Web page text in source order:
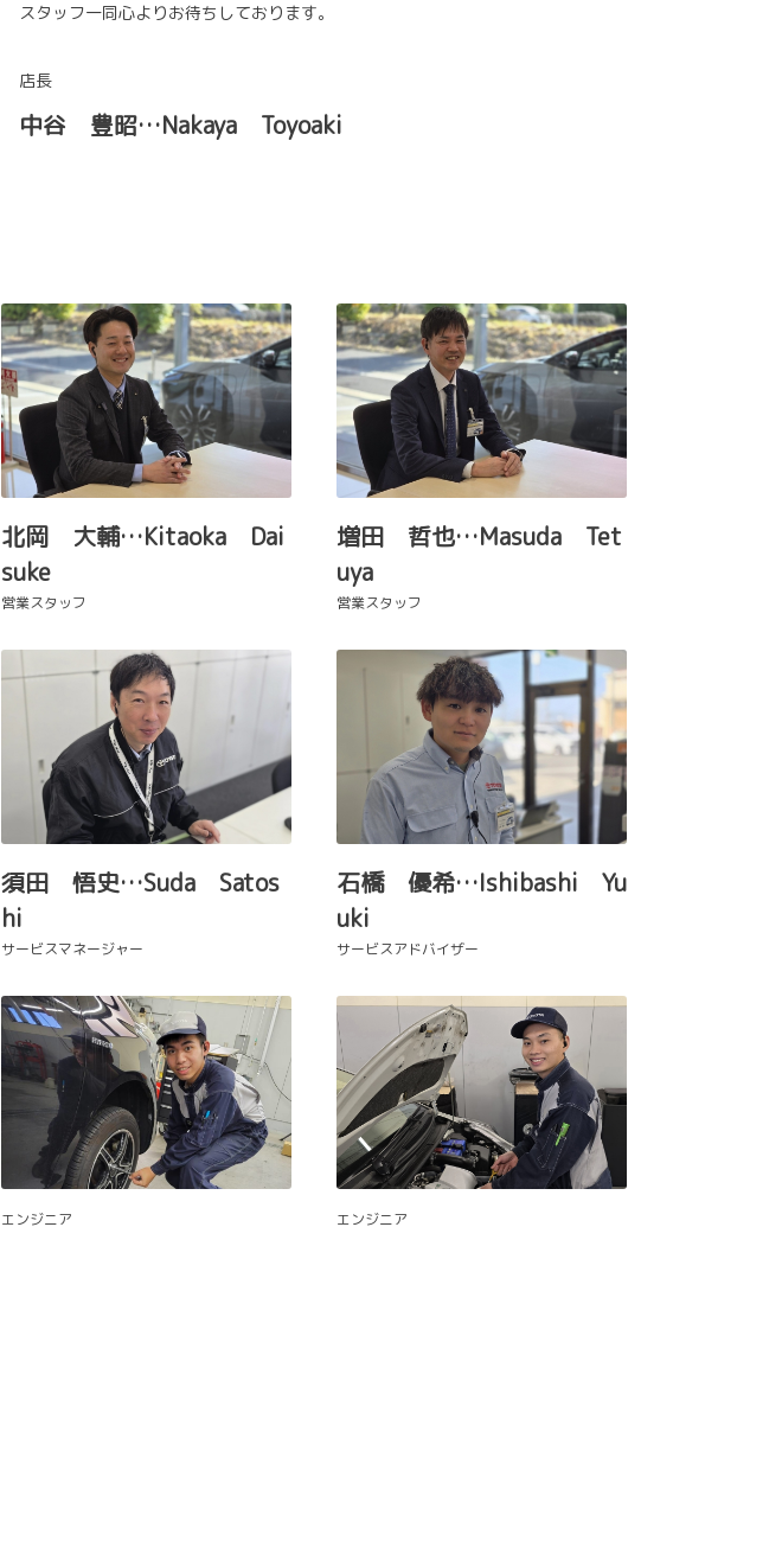
スタッフ一同心よりお待ちしております。
店長
中谷 豊昭…Nakaya Toyoaki
北岡 大輔…Kitaoka Dai
suke
営業スタッフ
増田 哲也…Masuda Tet
uya
営業スタッフ
須田 悟史…Suda Satos
hi
サービスマネージャー
石橋 優希…Ishibashi Yu
uki
サービスアドバイザー
エンジニア エンジニア